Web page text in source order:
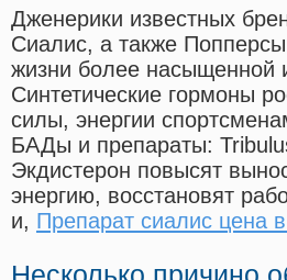
Дженерики известных
Сиалис, а также
жизни более насыщенной
Синтетические гормоны
силы, энергии
БАДы и препараты:
Экдистерон повысят
энергию, восстановят
и, Препарат сиалис цена